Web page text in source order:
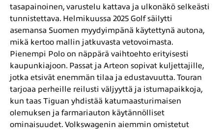
tasapainoinen, varustelu kattava ja ulkonäkö selkeästi
tunnistettava. Helmikuussa 2025 Golf säilytti
asemansa Suomen myydyimpänä käytettynä autona,
mikä kertoo mallin jatkuvasta vetovoimasta.
Pienempi Polo on näppärä vaihtoehto erityisesti
kaupunkiajoon. Passat ja Arteon sopivat kuljettajille,
jotka etsivät enemmän tilaa ja edustavuutta. Touran
tarjoaa perheille reilusti väljyyttä ja istumapaikkoja,
kun taas Tiguan yhdistää katumaasturimaisen
olemuksen ja farmariauton käytännölliset
ominaisuudet. Volkswagenin aiemmin omistetut